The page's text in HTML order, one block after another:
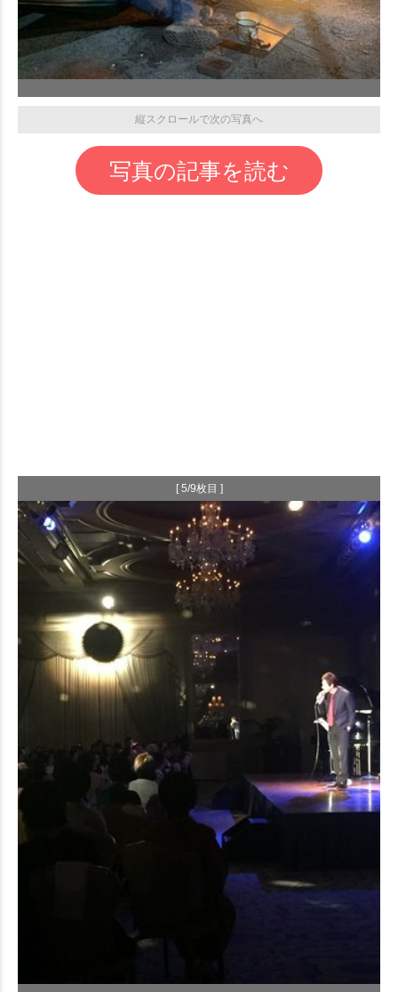
縦スクロールで次の写真へ
写真の記事を読む
[ 5/9枚目 ]